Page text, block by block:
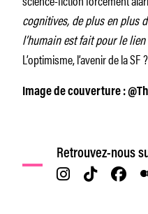
cognitives, de plus en plus
l’humain est fait pour le
L’optimisme, l’avenir de la SF ?
Image de couverture :
Retrouvez-nous